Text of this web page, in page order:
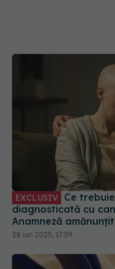
EXCLUSIV Ce trebuie să știi dacă ai avut o rudă
diagnosticată cu
Anamneză
28 iun 2025, 17:59